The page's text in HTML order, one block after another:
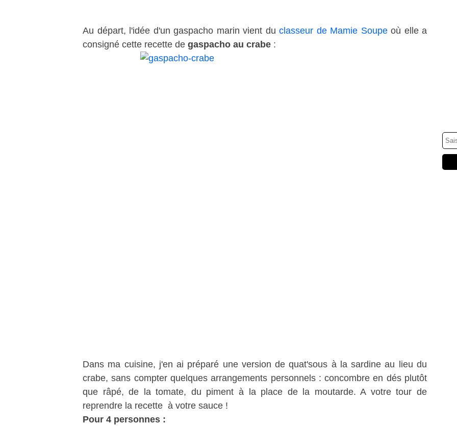
Au départ, l'idée d'un gaspacho marin vient du classeur de Mamie Soupeoù elle a
consigné cette recette de gaspacho au crabe :
Dans ma cuisine, j'en ai préparé une version de quat'sous à la sardine au lieu du
crabe, sans compter quelques arrangements personnels : concombre en dés plutôt
que râpé, de la tomate, du piment à la place de la moutarde. A votre tour de
reprendre la recette à votre sauce !
Pour 4 personnes :